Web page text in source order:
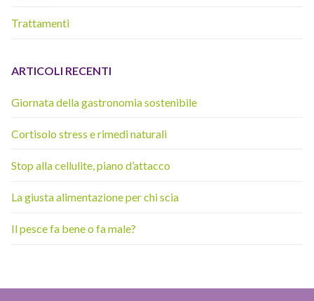
Trattamenti
ARTICOLI RECENTI
Giornata della gastronomia sostenibile
Cortisolo stress e rimedi naturali
Stop alla cellulite, piano d’attacco
La giusta alimentazione per chi scia
Il pesce fa bene o fa male?